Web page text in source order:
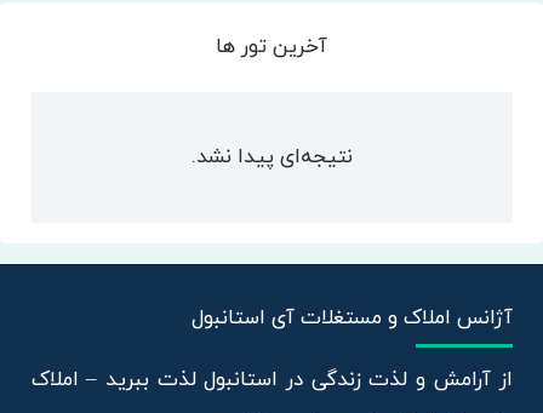
آخرین تور ها
نتیجه‌ای پیدا نشد.
آژانس املاک و مستغلات آی استانبول
از آرامش و لذت زندگی در استانبول لذت ببرید – املاک